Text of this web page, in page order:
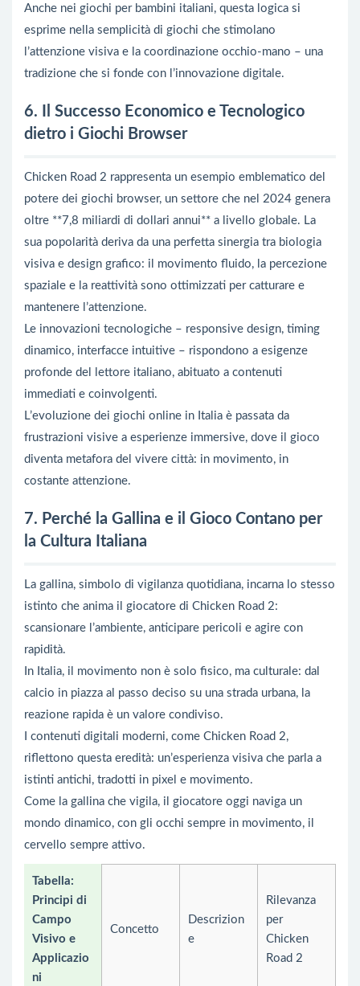
Anche nei giochi per bambini italiani, questa logica si
esprime nella semplicità di giochi che stimolano
l’attenzione visiva e la coordinazione occhio-mano – una
tradizione che si fonde con l’innovazione digitale.
6. Il Successo Economico e Tecnologico
dietro i Giochi Browser
Chicken Road 2 rappresenta un esempio emblematico del
potere dei giochi browser, un settore che nel 2024 genera
oltre **7,8 miliardi di dollari annui** a livello globale. La
sua popolarità deriva da una perfetta sinergia tra biologia
visiva e design grafico: il movimento fluido, la percezione
spaziale e la reattività sono ottimizzati per catturare e
mantenere l’attenzione.
Le innovazioni tecnologiche – responsive design, timing
dinamico, interfacce intuitive – rispondono a esigenze
profonde del lettore italiano, abituato a contenuti
immediati e coinvolgenti.
L’evoluzione dei giochi online in Italia è passata da
frustrazioni visive a esperienze immersive, dove il gioco
diventa metafora del vivere città: in movimento, in
costante attenzione.
7. Perché la Gallina e il Gioco Contano per
la Cultura Italiana
La gallina, simbolo di vigilanza quotidiana, incarna lo stesso
istinto che anima il giocatore di Chicken Road 2:
scansionare l’ambiente, anticipare pericoli e agire con
rapidità.
In Italia, il movimento non è solo fisico, ma culturale: dal
calcio in piazza al passo deciso su una strada urbana, la
reazione rapida è un valore condiviso.
I contenuti digitali moderni, come Chicken Road 2,
riflettono questa eredità: un’esperienza visiva che parla a
istinti antichi, tradotti in pixel e movimento.
Come la gallina che vigila, il giocatore oggi naviga un
mondo dinamico, con gli occhi sempre in movimento, il
cervello sempre attivo.
Tabella:
Principi di
Campo
Visivo e
Applicazio
ni
Concetto
Descrizion
e
Rilevanza
per
Chicken
Road 2